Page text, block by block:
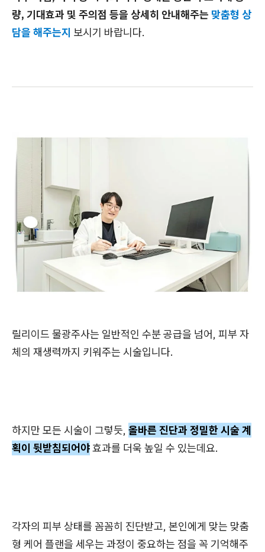
량, 기대효과 및 주의점 등을 상세히 안내해주는 맞춤형 상
담을 해주는지 보시기 바랍니다.
릴리이드 물광주사는 일반적인 수분 공급을 넘어, 피부 자
체의 재생력까지 키워주는 시술입니다.
하지만 모든 시술이 그렇듯, 올바른 진단과 정밀한 시술 계
획이 뒷받침되어야효과를 더욱 높일 수 있는데요.
각자의 피부 상태를 꼼꼼히 진단받고, 본인에게 맞는 맞춤
형 케어 플랜을 세우는 과정이 중요하는 점을 꼭 기억해주